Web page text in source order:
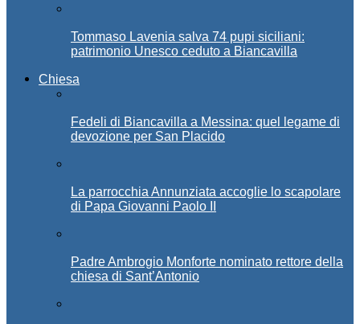
Tommaso Lavenia salva 74 pupi siciliani:
patrimonio Unesco ceduto a Biancavilla
Chiesa
Fedeli di Biancavilla a Messina: quel legame di
devozione per San Placido
La parrocchia Annunziata accoglie lo scapolare
di Papa Giovanni Paolo II
Padre Ambrogio Monforte nominato rettore della
chiesa di Sant’Antonio